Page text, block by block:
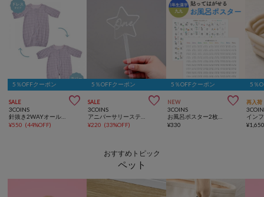
5％OFFクーポン
SALE 
3COINS
¥550 (44%OFF)
5％OFFクーポン
SALE 
3COINS
¥220 (33%OFF)
5％OFFクーポン
NEW 
3COINS
¥330
5％
再入荷
¥
おすすめトピック
ペット